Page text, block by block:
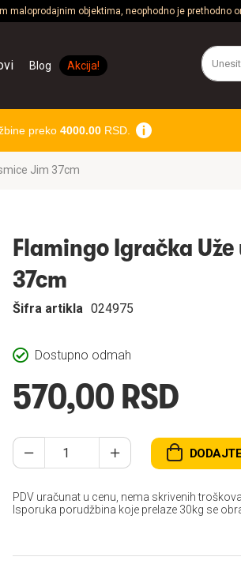
maloprodajnim objektima, neophodno je prethodno
Blog Akcija!
preko 4000.00RSD.
Jim 37cm
Flamingo Igračka
37cm
Dostupno odmah
Šifra artikla 024975
570,00 RSD
PDV uračunat u cenu, nema skrivenih troškova.
Isporuka porudžbina koje prelaze 30kg se